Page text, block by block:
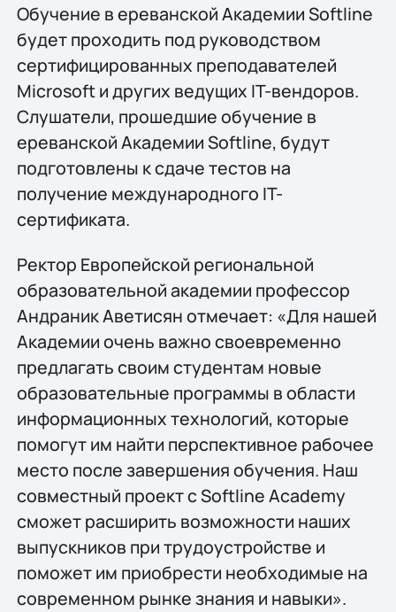
Обучение в ереванской Академии Softline
будет проходить под руководством
сертифицированных преподавателей
Microsoft и других ведущих IT-вендоров.
Слушатели, прошедшие обучение в
ереванской Академии Softline, будут
подготовлены к сдаче тестов на
получение международного IT-
сертификата.
Ректор Европейской региональной
образовательной академии профессор
Андраник Аветисян отмечает: «Для нашей
Академии очень важно своевременно
предлагать своим студентам новые
образовательные программы в области
информационных технологий, которые
помогут им найти перспективное рабочее
место после завершения обучения. Наш
совместный проект с Softline Academy
сможет расширить возможности наших
выпускников при трудоустройстве и
поможет им приобрести необходимые на
современном рынке знания и навыки».